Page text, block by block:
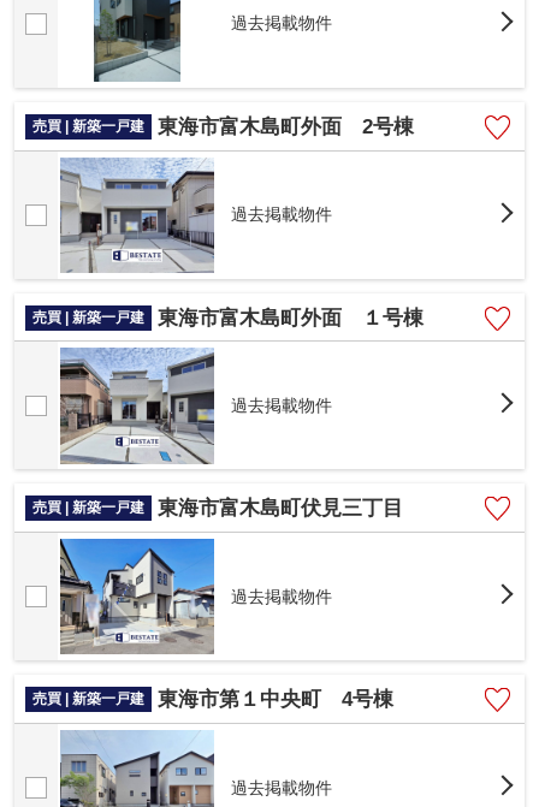
過去掲載物件
売買 | 新築一戸建 東海市富木島町外面 2号棟
過去掲載物件
売買 | 新築一戸建 東海市富木島町外面 １号棟
過去掲載物件
売買 | 新築一戸建 東海市富木島町伏見三丁目
過去掲載物件
売買 | 新築一戸建 東海市第１中央町 4号棟
過去掲載物件